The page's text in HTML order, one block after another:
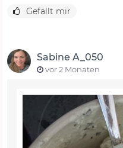
Gefällt mir
Sabine A_050
vor 2 Monaten